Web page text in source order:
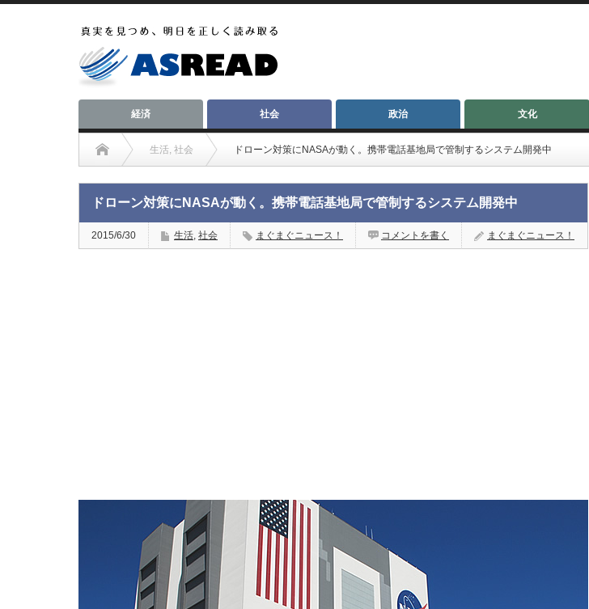
経済 社会 政治 文化
生活, 社会 ドローン対策にNASAが動く。携帯電話基地局で管制するシステム開発中
ドローン対策にNASAが動く。携帯電話基地局で管制するシステム開発中
2015/6/30 生活, 社会 まぐまぐニュース！ コメントを書く まぐまぐニュース！